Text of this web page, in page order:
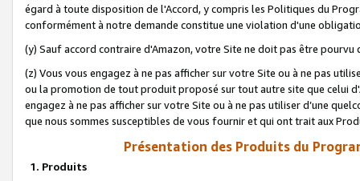
égard à toute disposition de l'Accord, y compris les Politiques du
conformément à notre demande constitue une violation d'une
(y) Sauf accord contraire d'Amazon, votre Site ne doit pas être
(z) Vous vous engagez à ne pas afficher sur votre Site ou à ne pas
ou la promotion de tout produit proposé sur tout autre site que celui
engagez à ne pas afficher sur votre Site ou à ne pas utiliser d’une
que nous sommes susceptibles de vous fournir et qui ont trait aux
Présentation des Produits du
1. Produits